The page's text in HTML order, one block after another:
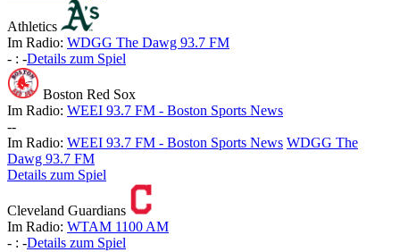
Athletics
Im Radio: WDGG The Dawg 93.7 FM
- : -Details zum Spiel
Boston Red Sox
Im Radio: WEEI 93.7 FM - Boston Sports News
--
Im Radio: WEEI 93.7 FM - Boston Sports News WDGG The
Dawg 93.7 FM
Details zum Spiel
Cleveland Guardians
Im Radio: WTAM 1100 AM
- : -Details zum Spiel